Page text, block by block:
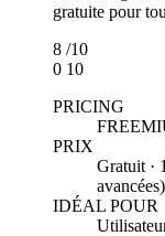
gratuite pour
8 /10
0 10
PRICING
PRIX
Gratuit ·
avancées)
IDÉAL POUR